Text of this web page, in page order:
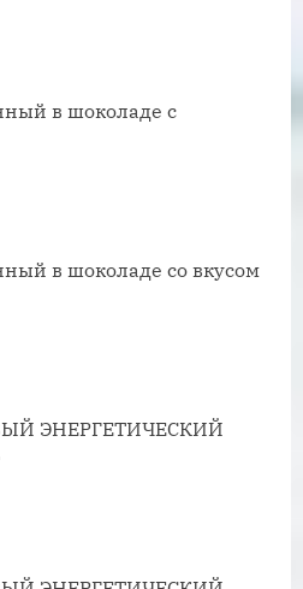
в шоколаде с
в шоколаде со вкусом
ЭНЕРГЕТИЧЕСКИЙ